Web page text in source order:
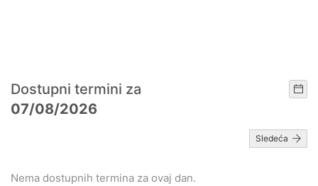
Dostupni termini za
07/08/2026
Sledeća
Nema dostupnih termina za ovaj dan.